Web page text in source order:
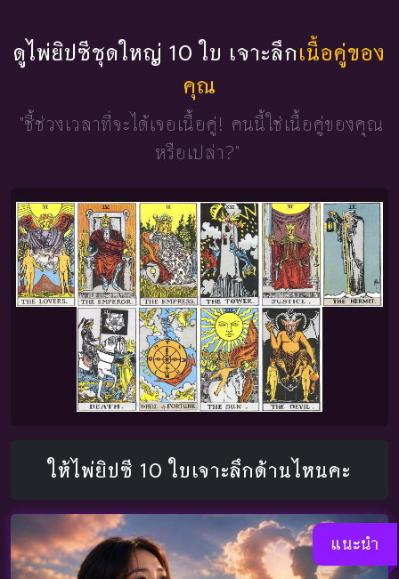
ดูไพ่ยิปซีชุดใหญ่ 10 ใบ เจาะลึกเนื้อคู่ของ
คุณ
"ชี้ช่วงเวลาที่จะได้เจอเนื้อคู่! คนนี้ใช่เนื้อคู่ของคุณ
หรือเปล่า?"
ให้ไพ่ยิปซี 10 ใบเจาะลึกด้านไหนคะ
แนะนำ